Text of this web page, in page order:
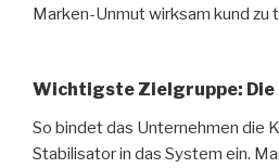
Marken-Unmut wirksam kund zu
Wichtigste Zielgruppe: Die
So bindet das Unternehmen die
Stabilisator in das System ein.